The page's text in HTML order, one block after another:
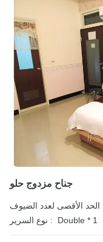
جناح مزدوج حلو
نوع السرير :
Double * 1